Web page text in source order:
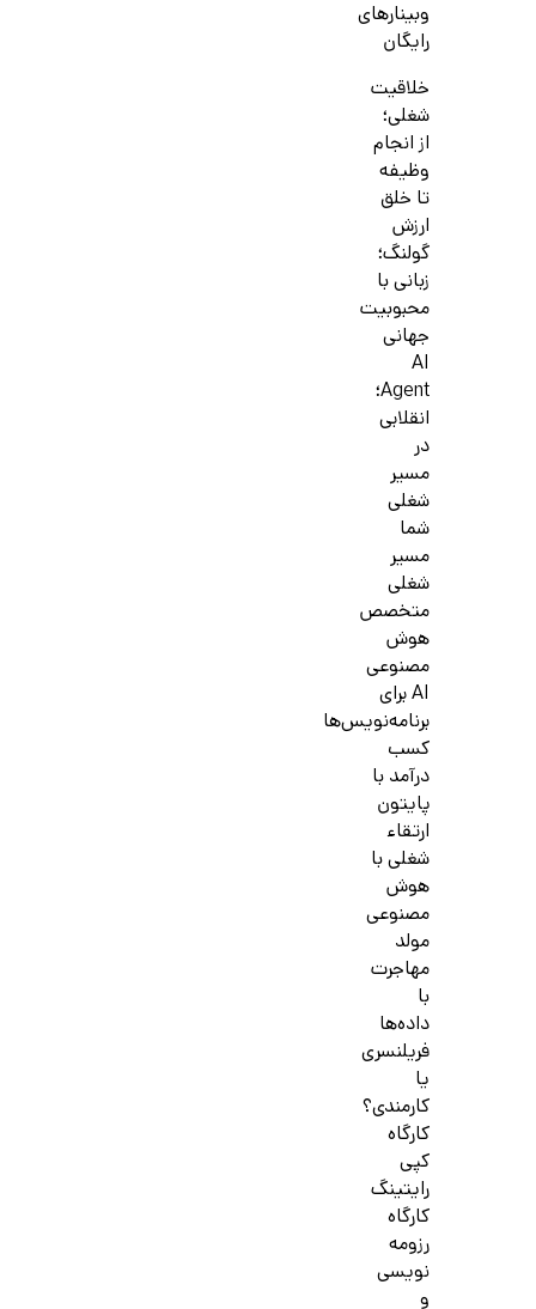
وبینارهای
رایگان
خلاقیت
شغلی؛
از انجام
وظیفه
تا خلق
ارزش
گولنگ؛
زبانی با
محبوبیت
جهانی
AI
Agent؛
انقلابی
در
مسیر
شغلی
شما
مسیر
شغلی
متخصص
هوش
مصنوعی
AI برای
برنامه‌نویس‌ها
کسب
درآمد با
پایتون
ارتقاء
شغلی با
هوش
مصنوعی
مولد
مهاجرت
با
داده‌ها
فریلنسری
یا
کارمندی؟
کارگاه
کپی
رایتینگ
کارگاه
رزومه
نویسی
و